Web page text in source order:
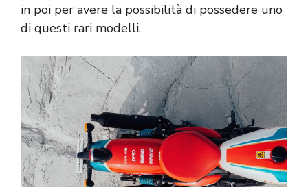
in poi per avere la possibilità di possedere uno
di questi rari modelli.